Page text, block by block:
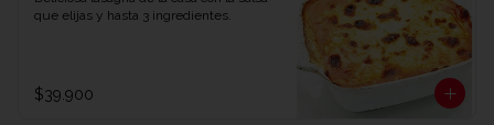
que elijas y hasta 3 ingredientes.
$39.900